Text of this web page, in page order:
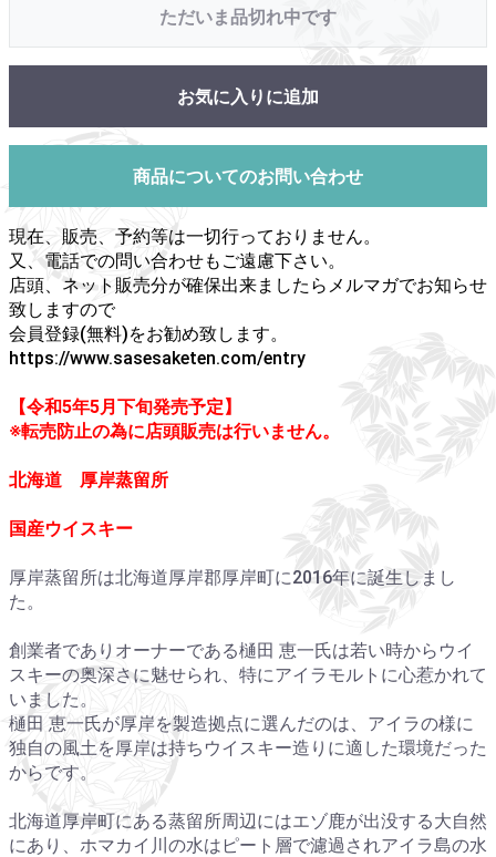
ただいま品切れ中です
お気に入りに追加
商品についてのお問い合わせ
現在、販売、予約等は一切行っておりません。
又、電話での問い合わせもご遠慮下さい。
店頭、ネット販売分が確保出来ましたらメルマガでお知らせ
致しますので
会員登録(無料)をお勧め致します。
https://www.sasesaketen.com/entry
【令和5年5月下旬発売予定】
※転売防止の為に店頭販売は行いません。
北海道 厚岸蒸留所
国産ウイスキー
厚岸蒸留所は北海道厚岸郡厚岸町に2016年に誕生しまし
た。
創業者でありオーナーである樋田 恵一氏は若い時からウイ
スキーの奥深さに魅せられ、特にアイラモルトに心惹かれて
いました。
樋田 恵一氏が厚岸を製造拠点に選んだのは、アイラの様に
独自の風土を厚岸は持ちウイスキー造りに適した環境だった
からです。
北海道厚岸町にある蒸留所周辺にはエゾ鹿が出没する大自然
にあり、ホマカイ川の水はピート層で濾過されアイラ島の水